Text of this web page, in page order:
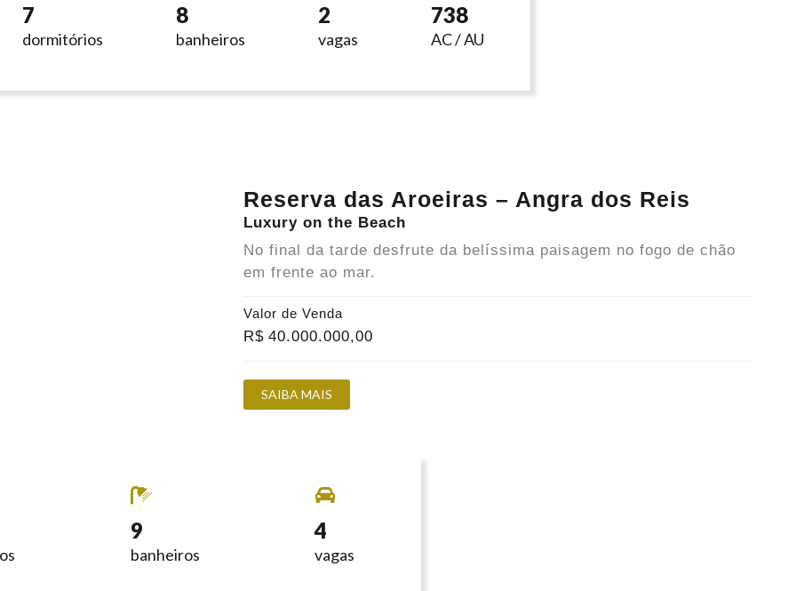
7
dormitórios
8
banheiros
2
vagas
738
AC / AU
9
banheiros
4
vagas
Reserva das Aroeiras – Angra dos Reis
Luxury on the Beach
No final da tarde desfrute da belíssima paisagem no fogo de chão
em frente ao mar.
Valor de Venda
R$ 40.000.000,00
SAIBA MAIS